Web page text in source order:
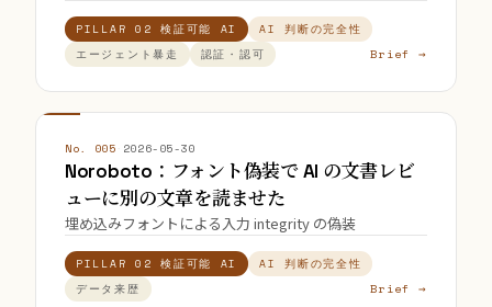
PILLAR 02 検証可能 AI
AI 判断の完全性
エージェント暴走
認証・認可 Brief →
No. 005 2026-05-30
Noroboto：フォント偽装で AI の文書レビ
ューに別の文章を読ませた
埋め込みフォントによる入力 integrity の偽装
PILLAR 02 検証可能 AI
AI 判断の完全性
データ来歴
Brief →